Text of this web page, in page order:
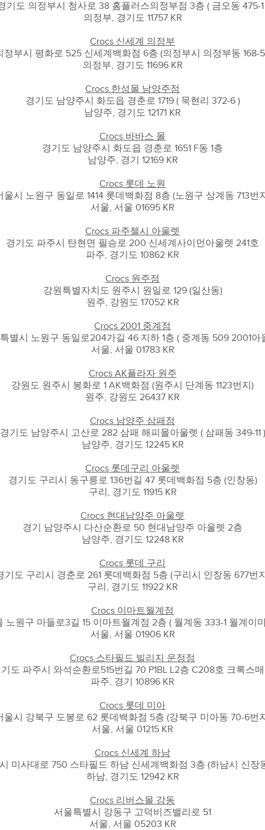
기도 의정부시 청사로 38 홈플러스의정부점 3층 ( 금오동 475-1
의정부, 경기도 11757 KR
Crocs 신세계 의정부
정부시 평화로 525 신세계백화점 6층 (의정부시 의정부동 168-
의정부, 경기도 11696 KR
Crocs 한성몰 남양주점
경기도 남양주시 화도읍 경춘로 1719 ( 묵현리 372-6 )
남양주, 경기도 12171 KR
Crocs 바바스 몰
경기도 남양주시 화도읍 경춘로 1651 F동 1층
남양주, 경기 12169 KR
Crocs 롯데 노원
울시 노원구 동일로 1414 롯데백화점 8층 (노원구 상계동 713번
서울, 서울 01695 KR
Crocs 파주첼시 아울렛
경기도 파주시 탄현면 필승로 200 신세계사이먼아울렛 241호
파주, 경기도 10862 KR
Crocs 원주점
강원특별자치도 원주시 원일로 129 (일산동)
원주, 강원도 17052 KR
Crocs 2001 중계점
별시 노원구 동일로204가길 46 지하 1층 ( 중계동 509 2001아
서울, 서울 01783 KR
Crocs AK플라자 원주
강원도 원주시 봉화로 1 AK백화점 (원주시 단계동 1123번지)
원주, 강원도 26437 KR
Crocs 남양주 삼패점
경기도 남양주시 고산로 282 삼패 해피몰아울렛 ( 삼패동 349-11 )
남양주, 경기도 12245 KR
Crocs 롯데구리 아울렛
경기도 구리시 동구릉로 136번길 47 롯데백화점 5층 (인창동)
구리, 경기도 11915 KR
Crocs 현대남양주 아울렛
경기 남양주시 다산순환로 50 현대남양주 아울렛 2층
남양주, 경기도 12248 KR
Crocs 롯데 구리
기도 구리시 경춘로 261 롯데백화점 5층 (구리시 인창동 677번
구리, 경기도 11922 KR
Crocs 이마트월계점
노원구 마들로3길 15 이마트월계점 2층 ( 월계동 333-1 월계이
서울, 서울 01906 KR
Crocs 스타필드 빌리지 운정점
도 파주시 와석순환로515번길 70 P1BL L2층 C208호 크록스
파주, 경기 10896 KR
Crocs 롯데 미아
울시 강북구 도봉로 62 롯데백화점 5층 (강북구 미아동 70-6번
서울, 서울 01215 KR
Crocs 신세계 하남
미사대로 750 스타필드 하남 신세계백화점 3층 (하남시 신장
하남, 경기도 12942 KR
Crocs 리버스몰 강동
서울특별시 강동구 고덕비즈밸리로 51
서울, 서울 05203 KR